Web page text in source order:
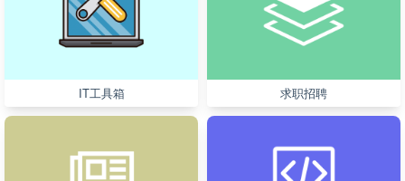
IT工具箱 求职招聘